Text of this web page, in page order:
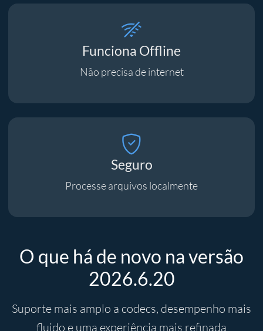
Funciona Offline
Não precisa de internet
Seguro
Processe arquivos localmente
O que há de novo na versão
2026.6.20
Suporte mais amplo a codecs, desempenho mais
fluido e uma experiência mais refinada